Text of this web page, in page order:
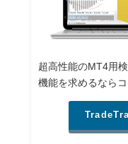
超高性能のMT4用
機能を求めるならコ